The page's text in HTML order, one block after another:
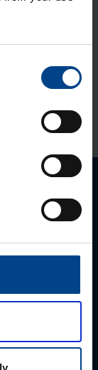
IP65
IP65